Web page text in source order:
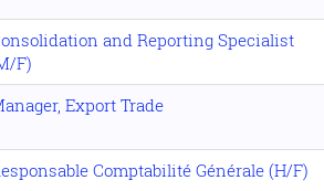
and Reporting Specialist
F)
Export Trade
Comptabilité Générale (H/F)